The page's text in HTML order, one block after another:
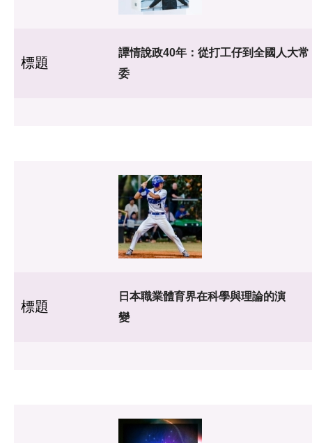
標題
譚情說政40年：從打工仔到全國人大常
委
標題
日本職業體育界在科學與理論的演
變